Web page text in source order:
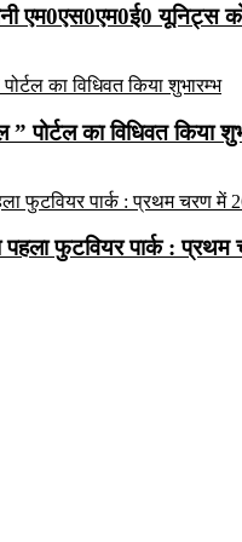
एम0एस0एम0ई0 यूनिट्स
पोर्टल का विधिवत किया
फुटवियर पार्क :